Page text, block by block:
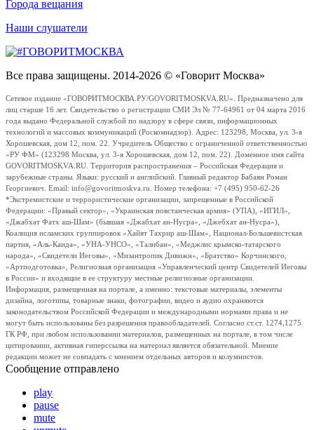
Города вещания
Наши слушатели
Все права защищены. 2014-2026 © «Говорит Москва»
Сетевое издание «ГОВОРИТМОСКВА.РУ/GOVORITMOSKVA.RU». Предназначено для
лиц старше 16 лет. Свидетельство о регистрации СМИ Эл № 77-64961 от 04 марта 2016
года выдано Федеральной службой по надзору в сфере связи, информационных
технологий и массовых коммуникаций (Роскомнадзор). Адрес: 123298, Москва, ул. 3-я
Хорошевская, дом 12, пом. 22. Учредитель Общество с ограниченной ответственностью
«РУ ФМ» (123298 Москва, ул. 3-я Хорошевская, дом 12, пом. 22). Доменное имя сайта
GOVORITMOSKVA.RU. Территория распространения – Российская Федерация и
зарубежные страны. Языки: русский и английский. Главный редактор Бабаян Роман
Георгиевич. Email: info@govoritmoskva.ru. Номер телефона: +7 (495) 950-62-26
*Экстремистские и террористические организации, запрещенные в Российской
Федерации: «Правый сектор», «Украинская повстанческая армия» (УПА), «ИГИЛ»,
«Джабхат Фатх аш-Шам» (бывшая «Джабхат ан-Нусра», «Джебхат ан-Нусра»),
Коалиция исламских группировок «Хайят Тахрир аш-Шам», Национал-Большевистская
партия, «Аль-Каида», «УНА-УНСО», «Талибан», «Меджлис крымско-татарского
народа», «Свидетели Иеговы», «Мизантропик Дивижн», «Братство» Корчинского,
«Артподготовка», Религиозная организация «Управленческий центр Свидетелей Иеговы
в России» и входящие в ее структуру местные религиозные организации.
Информация, размещенная на портале, а именно: текстовые материалы, элементы
дизайна, логотипы, товарные знаки, фотографии, видео и аудио охраняются
законодательством Российской Федерации и международными нормами права и не
могут быть использованы без разрешения правообладателей. Согласно ст.ст. 1274,1275
ГК РФ, при любом использовании материалов, размещенных на портале, в том числе
цитировании, активная гиперссылка на материал является обязательной. Мнение
редакции может не совпадать с мнением отдельных авторов и колумнистов.
Сообщение отправлено
play
pause
mute